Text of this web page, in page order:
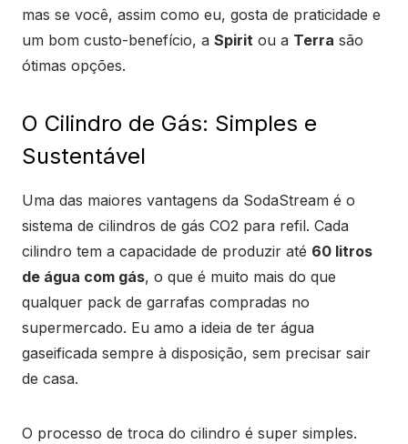
mas se você, assim como eu, gosta de praticidade e
um bom custo-benefício, a Spirit ou a Terra são
ótimas opções.
O Cilindro de Gás: Simples e
Sustentável
Uma das maiores vantagens da SodaStream é o
sistema de cilindros de gás CO2 para refil. Cada
cilindro tem a capacidade de produzir até 60 litros
de água com gás, o que é muito mais do que
qualquer pack de garrafas compradas no
supermercado. Eu amo a ideia de ter água
gaseificada sempre à disposição, sem precisar sair
de casa.
O processo de troca do cilindro é super simples.